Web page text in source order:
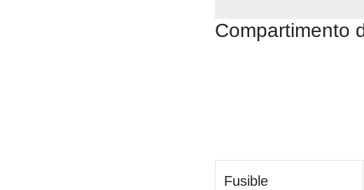
Compartimento
Fusible